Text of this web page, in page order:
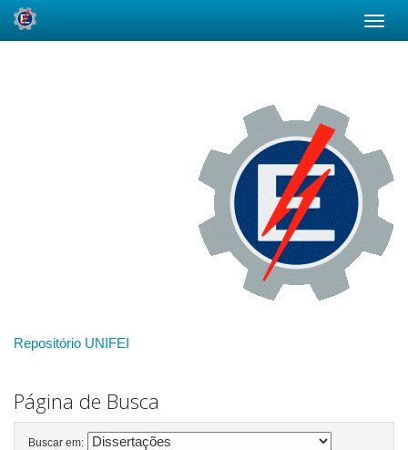
Repositório UNIFEI
Página de Busca
Buscar em: